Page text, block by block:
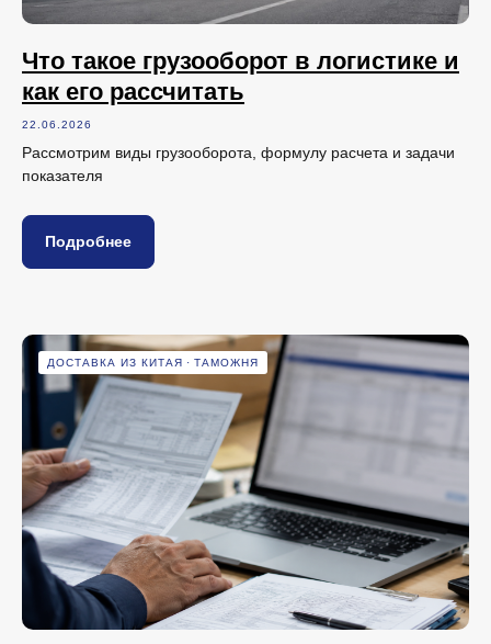
Что такое грузооборот в логистике и
как его рассчитать
22.06.2026
Рассмотрим виды грузооборота, формулу расчета и задачи
показателя
Подробнее
ДОСТАВКА ИЗ КИТАЯ ТАМОЖНЯ